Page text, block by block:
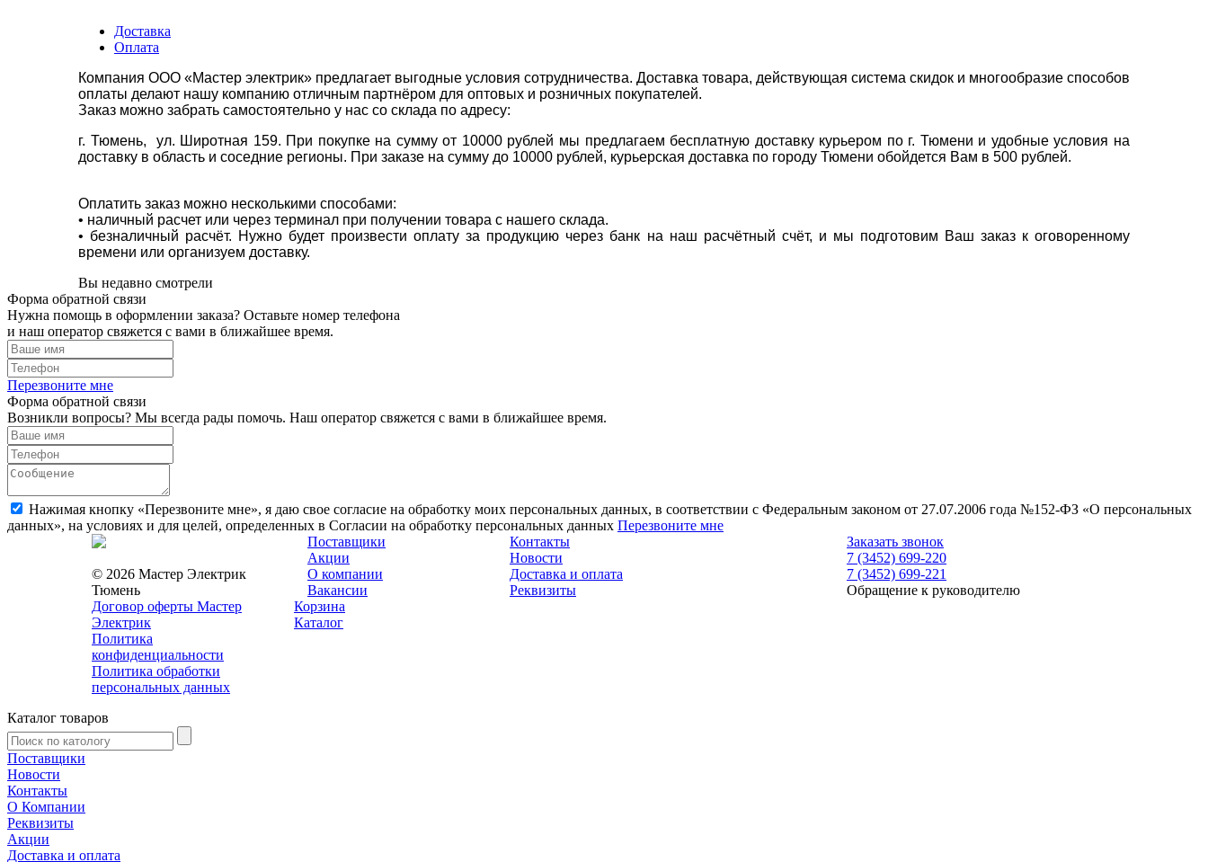
Доставка
Оплата
Компания ООО «Мастер электрик» предлагает выгодные условия сотрудничества. Доставка товара, действующая система скидок и многообразие способов
оплаты делают нашу компанию отличным партнёром для оптовых и розничных покупателей.
Заказ можно забрать самостоятельно у нас со склада по адресу:
г. Тюмень, ул. Широтная 159. При покупке на сумму от 10000 рублей мы предлагаем бесплатную доставку курьером по г. Тюмени и удобные условия на
доставку в область и соседние регионы. При заказе на сумму до 10000 рублей, курьерская доставка по городу Тюмени обойдется Вам в 500 рублей.
Оплатить заказ можно несколькими способами:
• наличный расчет или через терминал при получении товара с нашего склада.
• безналичный расчёт. Нужно будет произвести оплату за продукцию через банк на наш расчётный счёт, и мы подготовим Ваш заказ к оговоренному
времени или организуем доставку.
Вы недавно смотрели
Форма обратной связи
Нужна помощь в оформлении заказа? Оставьте номер телефона
и наш оператор свяжется с вами в ближайшее время.
Перезвоните мне
Форма обратной связи
Возникли вопросы? Мы всегда рады помочь. Наш оператор свяжется с вами в ближайшее время.
Нажимая кнопку «Перезвоните мне», я даю свое согласие на обработку моих персональных данных, в соответствии с Федеральным законом от 27.07.2006 года №152-ФЗ «О персональных
данных», на условиях и для целей, определенных в Согласии на обработку персональных данных Перезвоните мне
© 2026 Мастер Электрик
Тюмень
Договор оферты Мастер
Электрик
Политика
конфиденциальности
Политика обработки
персональных данных
Поставщики
Контакты
Акции
Новости
О компании
Доставка и оплата
Вакансии
Реквизиты
Заказать звонок
7 (3452) 699-220
7 (3452) 699-221
Обращение к руководителю
Корзина
Каталог
Каталог товаров
Поставщики
Новости
Контакты
О Компании
Реквизиты
Акции
Доставка и оплата